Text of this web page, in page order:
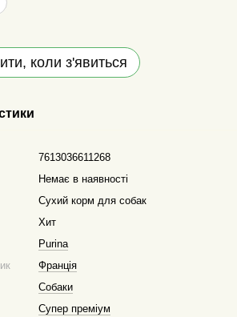
коли з'явиться
7613036611268
Немає в наявності
Сухий корм для собак
Хит
Purina
Франція
Собаки
Супер преміум